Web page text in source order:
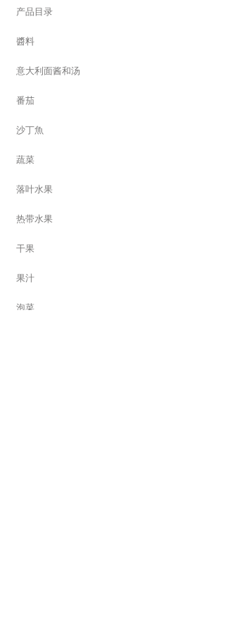
产品目录
醬料
意大利面酱和汤
番茄
沙丁魚
蔬菜
落叶水果
热带水果
干果
果汁
泡菜